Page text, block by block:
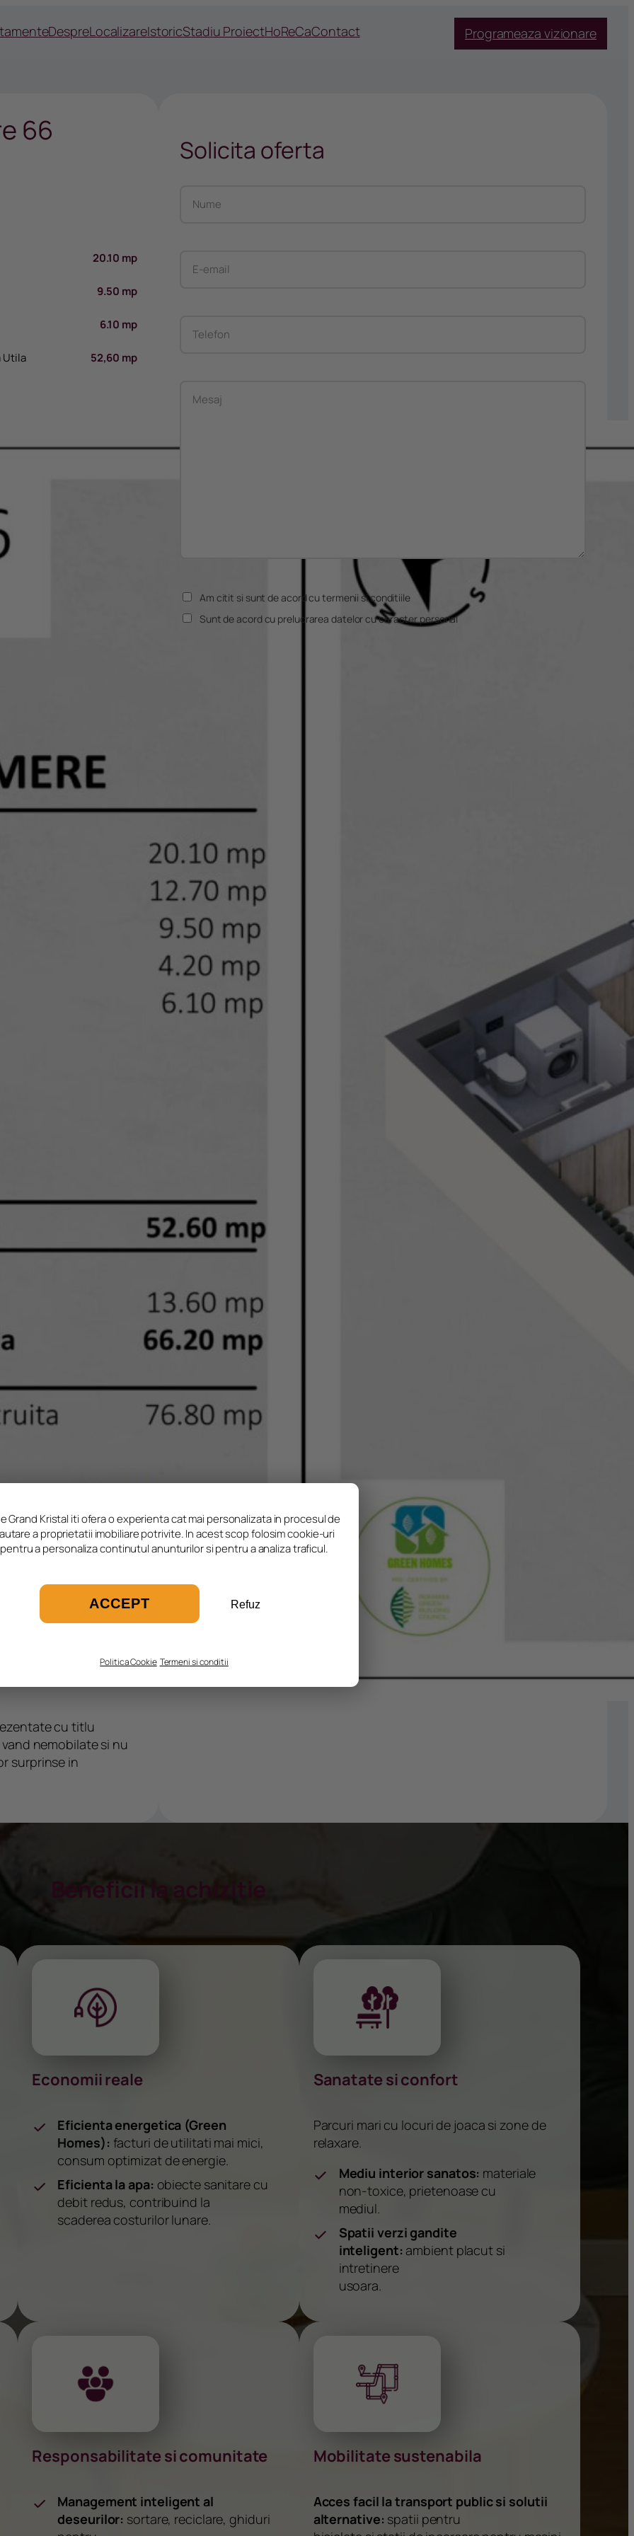
DespreLocalizareIstoricStadiu ProiectHoReCaContact Programeaza vizionare
66
20.10 mp
9.50 mp
6.10 mp
Utila 52,60 mp
cu titlu
nemobilate si nu
surprinse in
Solicita oferta
Am citit si sunt de acord cu termenii si conditiile
Sunt de acord cu prelucrarea datelor cu caracter personal
Beneficii la achizitie
Economii reale
Eficienta energetica (Green
Homes): facturi de utilitati mai mici,
consum optimizat de energie.
Eficienta la apa: obiecte sanitare cu
debit redus, contribuind la
scaderea costurilor lunare.
Sanatate si confort
Parcuri mari cu locuri de joaca si zone de
relaxare.
Mediu interior sanatos: materiale
non-toxice, prietenoase cu
mediul.
Spatii verzi gandite
inteligent: ambient placut si
intretinere
usoara.
Responsabilitate si comunitate
Management inteligent al
deseurilor: sortare, reciclare, ghiduri
Mobilitate sustenabila
Acces facil la transport public si solutii
alternative: spatii pentru
Grand Kristal iti ofera o experienta cat mai personalizata in procesul de
a proprietatii imobiliare potrivite. In acest scop folosim cookie-uri
pentru a personaliza continutul anunturilor si pentru a analiza traficul.
ACCEPT Refuz
Politica Cookie Termeni si conditii